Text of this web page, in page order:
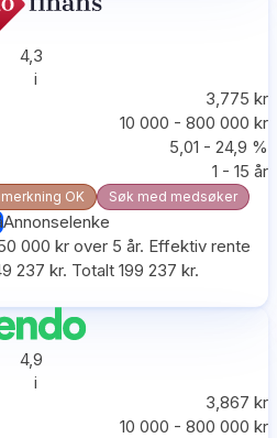
4,3
i
3,775 kr
10 000 - 800 000 kr
5,01 - 24,9 %
1 - 15 år
OK Søk med medsøker
Annonselenke
000 kr over 5 år. Effektiv rente
237 kr. Totalt 199 237 kr.
4,9
i
3,867 kr
10 000 - 800 000 kr